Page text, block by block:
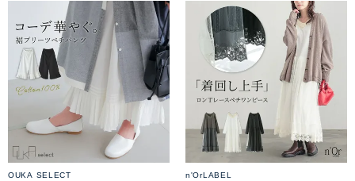
OUKA SELECT
n'OrLABEL